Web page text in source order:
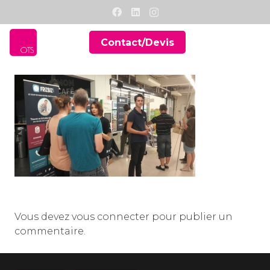
Contact/Devis
Vous devez vous connecter pour publier un
commentaire.